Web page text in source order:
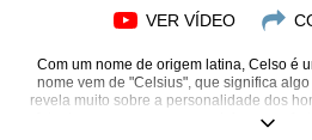
VER VÍDEO
Com um nome de origem latina, Celso é
nome vem de "Celsius", que significa
revela muito sobre a personalidade dos
fato de serem pessoas que deixam um